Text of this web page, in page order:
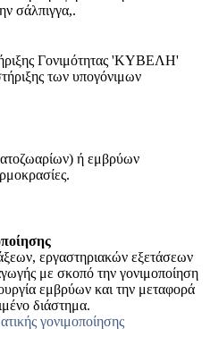
σάλπιγγα,.
Γονιμότητας 'ΚΥΒΕΛΗ'
των υπογόνιμων
ή εμβρύων
εργαστηριακών εξετάσεων
με σκοπό την γονιμοποίηση
εμβρύων και την μεταφορά
διάστημα.
γονιμοποίησης